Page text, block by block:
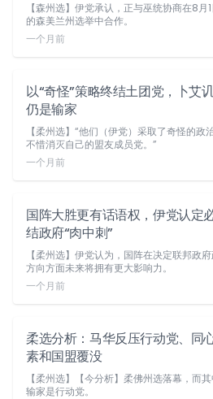
【森州选】伊党承认，正与巫统协商在8月
的森美兰州选举中合作。
一个月前
以“奇怪”策略终结土团党，卜艾
仍是输家
【柔州选】“他们（伊党）采取了奇怪的政
不惜消灭自己的盟友成员党。”
一个月前
国阵大胜更有话语权，伊党认定
结政府“肉中刺”
【柔州选】伊党认为，国阵在决定联邦政
方向方面未来将拥有更大影响力。
一个月前
柔选分析：马华反压行动党、同
素和国盟覆没
【柔州选】【今分析】柔佛州选落幕，而
输家是行动党。